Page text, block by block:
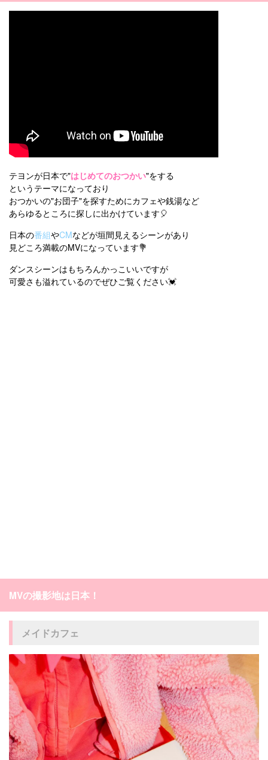
テヨンが日本で"はじめてのおつかい"をする
というテーマになっており
おつかいの"お団子"を探すためにカフェや銭湯など
あらゆるところに探しに出かけています🎈
日本の番組やCMなどが垣間見えるシーンがあり
見どころ満載のMVになっています💐
ダンスシーンはもちろんかっこいいですが
可愛さも溢れているのでぜひご覧ください💓
MVの撮影地は日本！
メイドカフェ